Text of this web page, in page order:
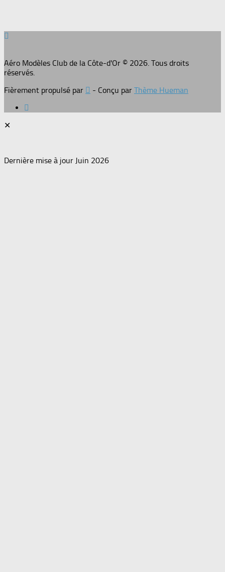
Aéro Modèles Club de la Côte-d'Or © 2026. Tous droits
réservés.
Fièrement propulsé par
- Conçu par Thème Hueman
✕
Dernière mise à jour Juin 2026